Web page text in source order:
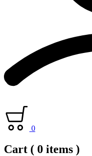
0
Cart ( 0 items )